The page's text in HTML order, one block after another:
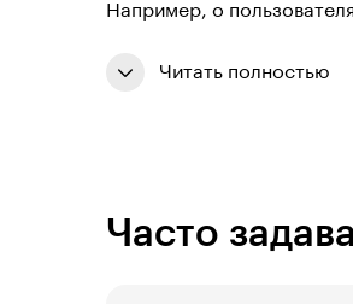
Например, о
Читать полностью
Часто